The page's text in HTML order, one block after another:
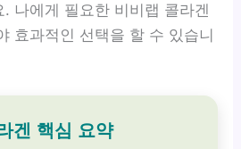
나에게 필요한 비비랩 콜라겐
효과적인 선택을 할 수 있습니
겐 핵심 요약